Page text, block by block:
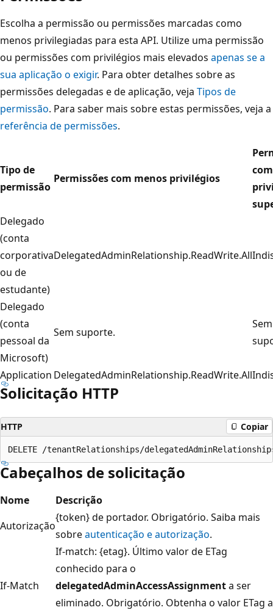
Escolha a permissão ou permissões marcadas como
menos privilegiadas para esta API. Utilize uma permissão
ou permissões com privilégios mais elevados apenas se a
sua aplicação o exigir. Para obter detalhes sobre as
permissões delegadas e de aplicação, veja Tipos de
permissão. Para saber mais sobre estas permissões, veja a
referência de permissões.
Tipo de
permissão
Permissões com menos privilégios
com
Delegado
(conta
corporativa
ou de
estudante)
DelegatedAdminRelationship.ReadWrite.All
Delegado
(conta
pessoal da
Microsoft)
Sem suporte.
Sem
Application DelegatedAdminRelationship.ReadWrite.All
Solicitação HTTP
HTTP Copiar
Cabeçalhos de solicitação
Nome
Descrição
Autorização
{token} de portador. Obrigatório. Saiba mais
sobreautenticação e autorização.
If-Match
If-match: {etag}. Último valor de ETag
conhecido para o
delegatedAdminAccessAssignmenta ser
eliminado. Obrigatório. Obtenha o valor ETag a